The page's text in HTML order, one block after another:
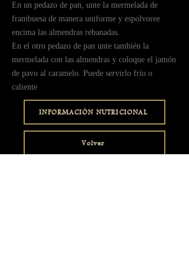
ㅤㅤEn un pedazo de pan, unte la mermelada de
frambuesa de manera uniforme y espolvoree
encima las almendras rebanadas.
ㅤㅤEn el otro pedazo de pan unte también la
mermelada con las almendras y coloque el jamón
de pavo al caramelo. Puede servirlo frío o
caliente
INFORMACIÓN NUTRICIONAL
Volver